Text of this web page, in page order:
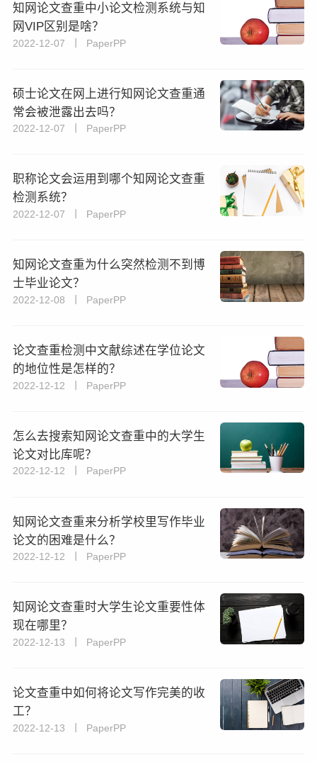
知网论文查重中小论文检测系统与知
网VIP区别是啥？
2022-12-07 丨 PaperPP
硕士论文在网上进行知网论文查重通
常会被泄露出去吗？
2022-12-07 丨 PaperPP
职称论文会运用到哪个知网论文查重
检测系统？
2022-12-07 丨 PaperPP
知网论文查重为什么突然检测不到博
士毕业论文？
2022-12-08 丨 PaperPP
论文查重检测中文献综述在学位论文
的地位性是怎样的？
2022-12-12 丨 PaperPP
怎么去搜索知网论文查重中的大学生
论文对比库呢？
2022-12-12 丨 PaperPP
知网论文查重来分析学校里写作毕业
论文的困难是什么？
2022-12-12 丨 PaperPP
知网论文查重时大学生论文重要性体
现在哪里？
2022-12-13 丨 PaperPP
论文查重中如何将论文写作完美的收
工？
2022-12-13 丨 PaperPP